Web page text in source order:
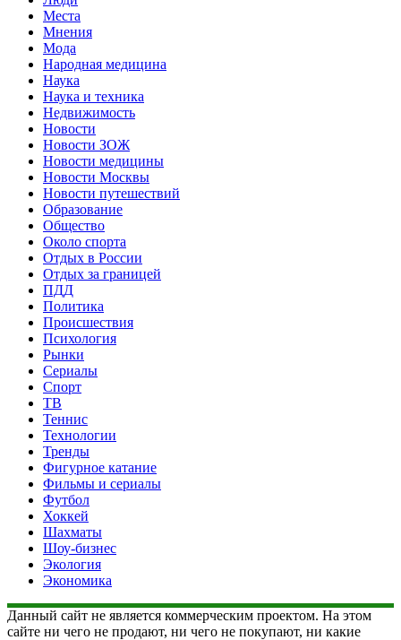
Места
Мнения
Мода
Народная медицина
Наука
Наука и техника
Недвижимость
Новости
Новости ЗОЖ
Новости медицины
Новости Москвы
Новости путешествий
Образование
Общество
Около спорта
Отдых в России
Отдых за границей
ПДД
Политика
Происшествия
Психология
Рынки
Сериалы
Спорт
ТВ
Теннис
Технологии
Тренды
Фигурное катание
Фильмы и сериалы
Футбол
Хоккей
Шахматы
Шоу-бизнес
Экология
Экономика
Данный сайт не является коммерческим проектом. На этом
сайте ни чего не продают, ни чего не покупают, ни какие